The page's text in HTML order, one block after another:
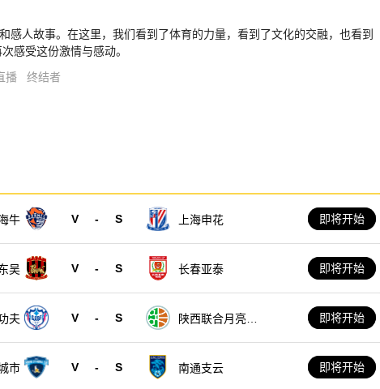
人故事。在这里，我们看到了体育的力量，看到了文化的交融，也看到
感受这份激情与感动。
播 终结者
牛 V - S 上海申花 即将开始
吴 V - S 长春亚泰 即将开始
夫 V - S
陕西联合月亮泊
即将开始
市 V - S 南通支云 即将开始